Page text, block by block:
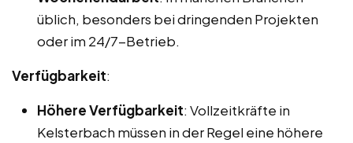
üblich, besonders bei dringenden Projekten
oder im 24/7-Betrieb.
Verfügbarkeit:
Höhere Verfügbarkeit: Vollzeitkräfte in
Kelsterbach müssen in der Regel eine höhere